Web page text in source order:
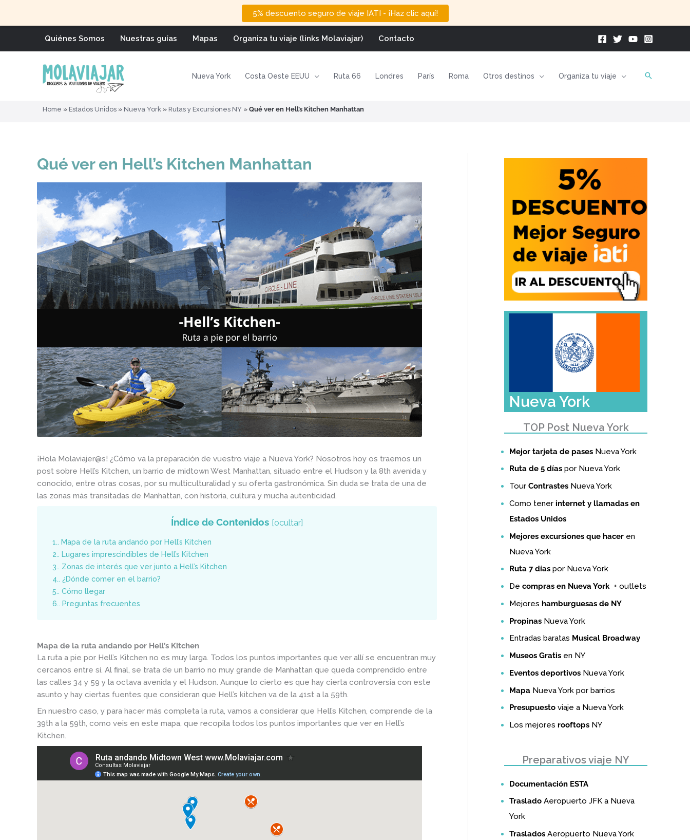
5% descuento seguro de viaje IATI - ¡Haz clic aquí!
Quiénes Somos Nuestras guías Mapas Organiza tu viaje (links Molaviajar) Contacto
Nueva York Costa Oeste EEUU Ruta 66 Londres París Roma Otros destinos Organiza tu viaje
Home » Estados Unidos » Nueva York » Rutas y Excursiones NY » Qué ver en Hell’s Kitchen Manhattan
Qué ver en Hell’s Kitchen Manhattan
¡Hola Molaviajer@s! ¿Cómo va la preparación de vuestro viaje a Nueva York? Nosotros hoy os traemos un
post sobre Hell’s Kitchen, un barrio de midtown West Manhattan, situado entre el Hudson y la 8th avenida y
conocido, entre otras cosas, por su multiculturalidad y su oferta gastronómica. Sin duda se trata de una de
las zonas más transitadas de Manhattan, con historia, cultura y mucha autenticidad.
Índice de Contenidos [ocultar]
1.
Mapa de la ruta andando por Hell’s Kitchen
2.
Lugares imprescindibles de Hell’s Kitchen
3. Zonas de interés que ver junto a Hell’s Kitchen
4. ¿Dónde comer en el barrio?
5. Cómo llegar
6.
Preguntas frecuentes
Mapa de la ruta andando por Hell’s Kitchen
La ruta a pie por Hell’s Kitchen no es muy larga. Todos los puntos importantes que ver allí se encuentran muy
cercanos entre sí. Al final, se trata de un barrio no muy grande de Manhattan que queda comprendido entre
las calles 34 y 59 y la octava avenida y el Hudson. Aunque lo cierto es que hay cierta controversia con este
asunto y hay ciertas fuentes que consideran que Hell’s kitchen va de la 41st a la 59th.
En nuestro caso, y para hacer más completa la ruta, vamos a considerar que Hell’s Kitchen, comprende de la
39th a la 59th, como veis en este mapa, que recopila todos los puntos importantes que ver en Hell’s
Kitchen.
Nueva York
TOP Post Nueva York
Mejor tarjeta de pases Nueva York
Ruta de 5 días por Nueva York
Tour Contrastes Nueva York
Como tener internet y llamadas en
Estados Unidos
Mejores excursiones que hacer en
Nueva York
Ruta 7 días por Nueva York
De compras en Nueva York+ outlets
Mejores hamburguesas de NY
Propinas Nueva York
Entradas baratas Musical Broadway
Museos Gratis en NY
Eventos deportivos Nueva York
Mapa Nueva York por barrios
Presupuesto viaje a Nueva York
Los mejores rooftops NY
Preparativos viaje NY
Documentación ESTA
Traslado Aeropuerto JFK a Nueva
York
Traslados Aeropuerto Nueva York